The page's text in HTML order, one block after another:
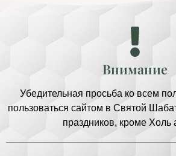
Внимание
Убедительная просьба ко всем
пользоваться сайтом в Святой
праздников, кроме Холь